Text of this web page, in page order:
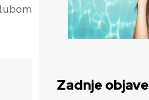
Zadnje objave